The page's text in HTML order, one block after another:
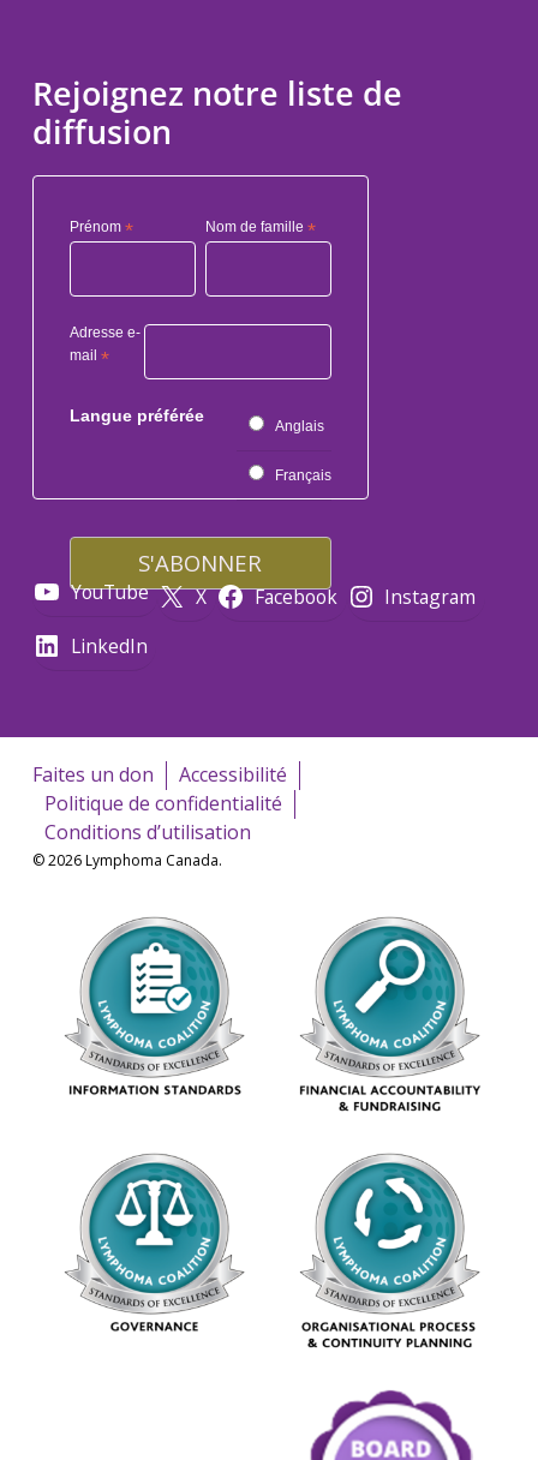
Rejoignez notre liste de
diffusion
Prénom * Nom de famille*
Adresse e-
mail *
Langue préférée
Anglais
Français
YouTube X Facebook
Instagram
LinkedIn
Faites un don
Accessibilité
Politique de confidentialité
Conditions d’utilisation
© 2026 Lymphoma Canada.